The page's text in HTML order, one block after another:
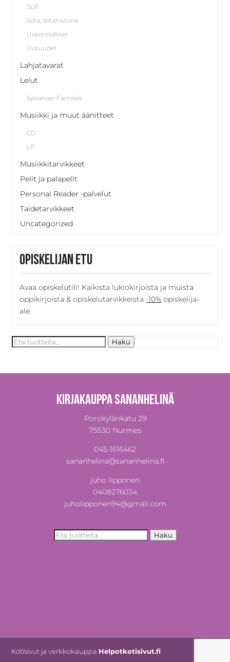
Scifi
Sota, sotahistoria
Uskonnolliset
Uutuudet
Lahjatavarat
Lelut
Sylvanian Families
Musiikki ja muut äänitteet
CD
LP
Musiikkitarvikkeet
Pelit ja palapelit
Personal Reader -palvelut
Taidetarvikkeet
Uncategorized
Opiskelijan etu
Avaa opiskelutili! Kaikista lukiokirjoista ja muista
oppikirjoista & opiskelutarvikkeista -10% opiskelija-
ale.
Etsi: Haku
Kirjakauppa Sananhelinä
Porokylänkatu 29
75530 Nurmes
045-1616462
sananhelina@sananhelina.fi
juho lipponen
0408276034
juholipponen94@gmail.com
Etsi: Haku
Kotisivut ja verkkokauppa Helpotkotisivut.fi